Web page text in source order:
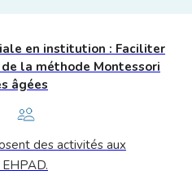
en institution : Faciliter
la méthode Montessori
âgées
des activités aux